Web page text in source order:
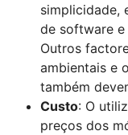
simplicidade,
de software e
Outros
ambientais e
também
Custo: O
preços dos